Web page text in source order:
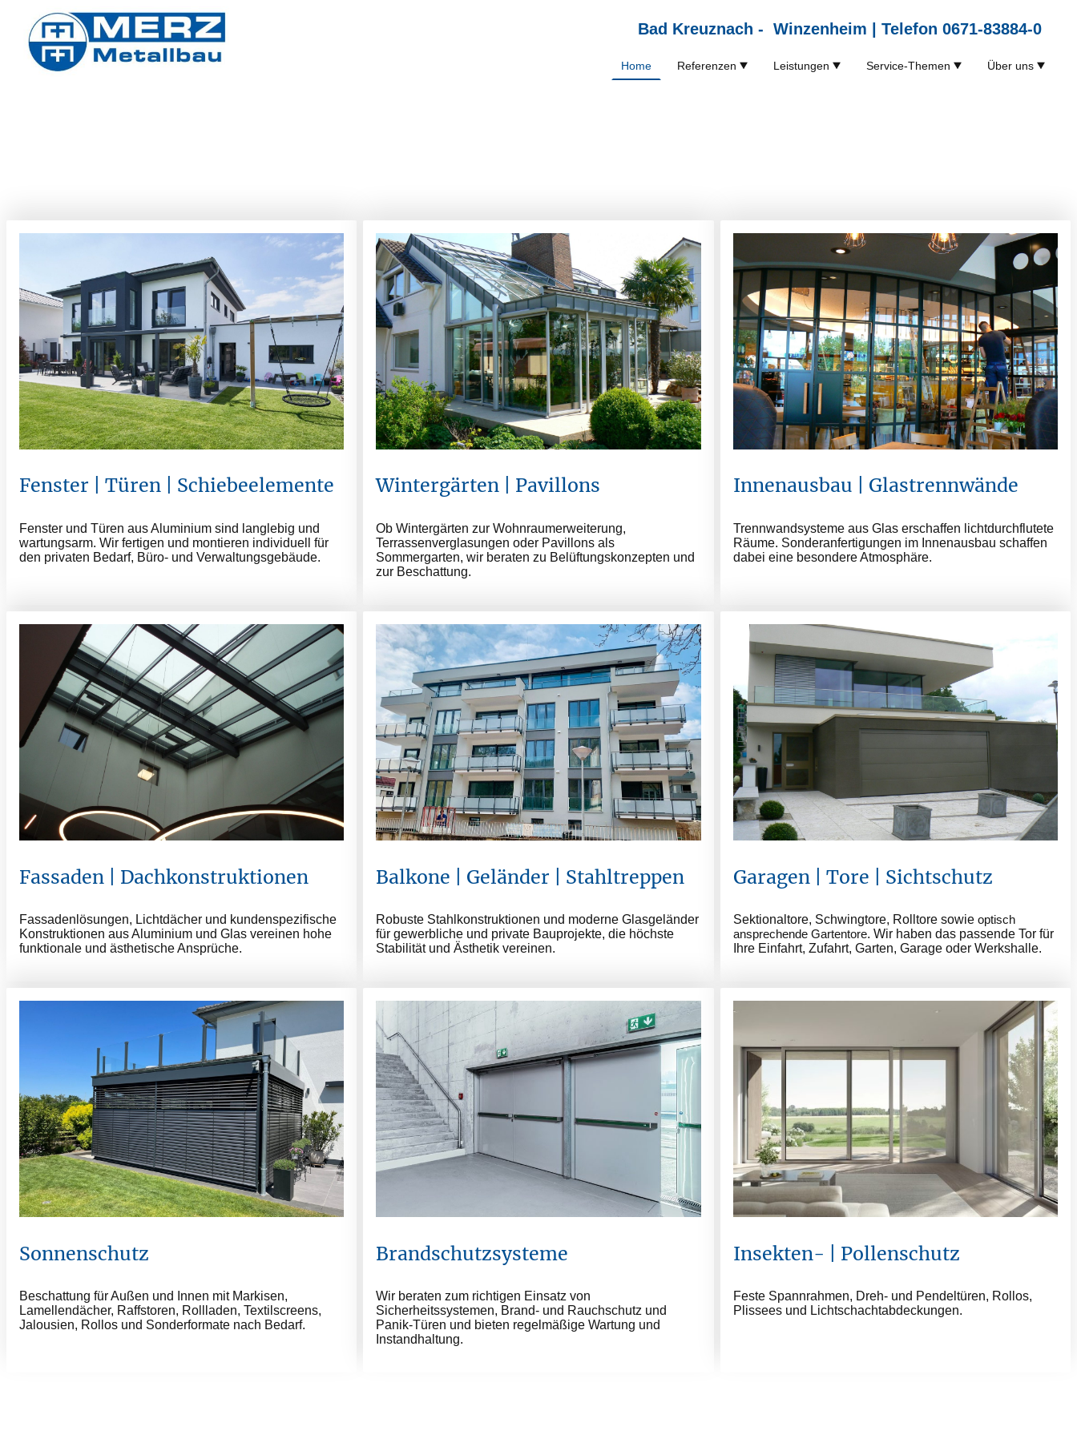
Bad Kreuznach - Winzenheim | Telefon 0671-83884-0
Home Referenzen Leistungen Service-Themen Über uns
Fenster | Türen | Schiebeelemente
Fenster und Türen aus Aluminium sind langlebig und
wartungsarm. Wir fertigen und montieren individuell für
den privaten Bedarf, Büro- und Verwaltungsgebäude.
Wintergärten | Pavillons
Ob Wintergärten zur Wohnraumerweiterung,
Terrassenverglasungen oder Pavillons als
Sommergarten, wir beraten zu Belüftungskonzepten und
zur Beschattung.
Innenausbau | Glastrennwände
Trennwandsysteme aus Glas erschaffen lichtdurchflutete
Räume. Sonderanfertigungen im Innenausbau schaffen
dabei eine besondere Atmosphäre.
Fassaden | Dachkonstruktionen
Fassadenlösungen, Lichtdächer und kundenspezifische
Konstruktionen aus Aluminium und Glas vereinen hohe
funktionale und ästhetische Ansprüche.
Balkone | Geländer | Stahltreppen
Robuste Stahlkonstruktionen und moderne Glasgeländer
für gewerbliche und private Bauprojekte, die höchste
Stabilität und Ästhetik vereinen.
Garagen | Tore | Sichtschutz
Sektionaltore, Schwingtore, Rolltore sowie optisch
ansprechende Gartentore. Wir haben das passende Tor für
Ihre Einfahrt, Zufahrt, Garten, Garage oder Werkshalle.
Sonnenschutz
Beschattung für Außen und Innen mit Markisen,
Lamellendächer, Raffstoren, Rollladen, Textilscreens,
Jalousien, Rollos und Sonderformate nach Bedarf.
Brandschutzsysteme
Wir beraten zum richtigen Einsatz von
Sicherheitssystemen, Brand- und Rauchschutz und
Panik-Türen und bieten regelmäßige Wartung und
Instandhaltung.
Insekten- | Pollenschutz
Feste Spannrahmen, Dreh- und Pendeltüren, Rollos,
Plissees und Lichtschachtabdeckungen.